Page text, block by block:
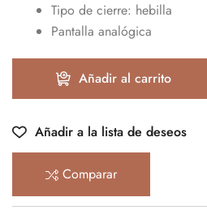
Tipo de cierre: hebilla
Pantalla analógica
Añadir al carrito
Añadir a la lista de deseos
Comparar